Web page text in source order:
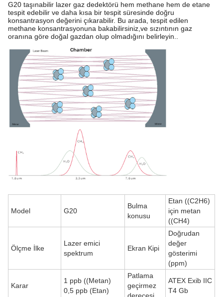
G20 taşınabilir lazer gaz dedektörü hem methane hem de etane
tespit edebilir ve daha kısa bir tespit süresinde doğru
konsantrasyon değerini çıkarabilir. Bu arada, tespit edilen
methane konsantrasyonuna bakabilirsiniz,ve sızıntının gaz
oranına göre doğal gazdan olup olmadığını belirleyin..
Model G20
Bulma
konusu
Etan ((C2H6)
için metan
((CH4)
Ölçme İlke
Lazer emici
spektrum
Ekran Kipi
Doğrudan
değer
gösterimi
(ppm)
Karar
1 ppb ((Metan)
0,5 ppb (Etan)
Patlama
geçirmez
derecesi
ATEX Exib IIC
T4 Gb